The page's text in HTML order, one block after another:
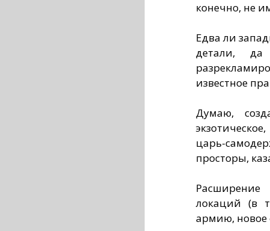
конечно, не
Едва ли
детали,
известное
Думаю,
царь-
просторы,
локаций (в
армию, новое